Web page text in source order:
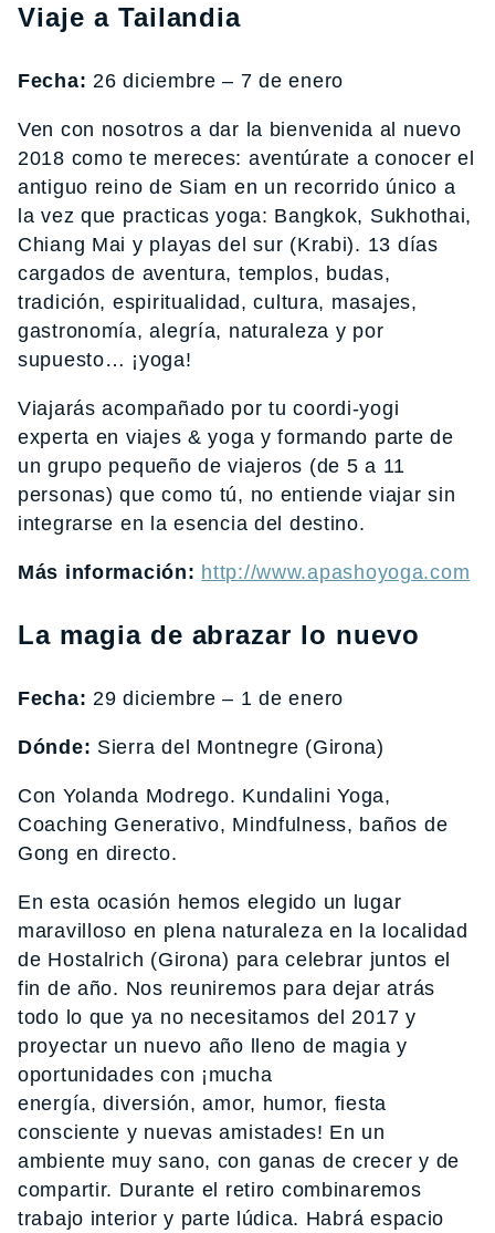
Viaje a Tailandia
Fecha: 26 diciembre – 7 de enero
Ven con nosotros a dar la bienvenida al nuevo
2018 como te mereces: aventúrate a conocer el
antiguo reino de Siam en un recorrido único a
la vez que practicas yoga: Bangkok, Sukhothai,
Chiang Mai y playas del sur (Krabi). 13 días
cargados de aventura, templos, budas,
tradición, espiritualidad, cultura, masajes,
gastronomía, alegría, naturaleza y por
supuesto… ¡yoga!
Viajarás acompañado por tu coordi-yogi
experta en viajes & yoga y formando parte de
un grupo pequeño de viajeros (de 5 a 11
personas) que como tú, no entiende viajar sin
integrarse en la esencia del destino.
Más información: http://www.apashoyoga.com
La magia de abrazar lo nuevo
Fecha: 29 diciembre – 1 de enero
Dónde: Sierra del Montnegre (Girona)
Con Yolanda Modrego. Kundalini Yoga,
Coaching Generativo, Mindfulness, baños de
Gong en directo.
En esta ocasión hemos elegido un lugar
maravilloso en plena naturaleza en la localidad
de Hostalrich (Girona) para celebrar juntos el
fin de año. Nos reuniremos para dejar atrás
todo lo que ya no necesitamos del 2017 y
proyectar un nuevo año lleno de magia y
oportunidades con ¡mucha
energía, diversión, amor, humor, fiesta
consciente y nuevas amistades! En un
ambiente muy sano, con ganas de crecer y de
compartir. Durante el retiro combinaremos
trabajo interior y parte lúdica. Habrá espacio